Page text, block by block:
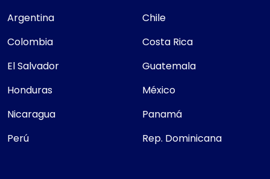
Argentina
Chile
Colombia
Costa Rica
El Salvador
Guatemala
Honduras
México
Nicaragua
Panamá
Perú
Rep. Dominicana